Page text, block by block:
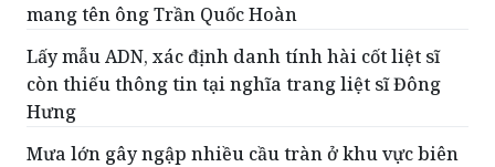
mang tên ông Trần Quốc Hoàn
Lấy mẫu ADN, xác định danh tính hài cốt liệt sĩ
còn thiếu thông tin tại nghĩa trang liệt sĩ Đông
Hưng
Mưa lớn gây ngập nhiều cầu tràn ở khu vực biên